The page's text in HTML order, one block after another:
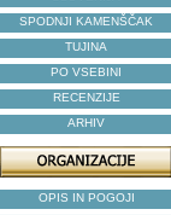
SPODNJI KAMENŠČAK
TUJINA
PO VSEBINI
RECENZIJE
ARHIV
OPIS IN POGOJI